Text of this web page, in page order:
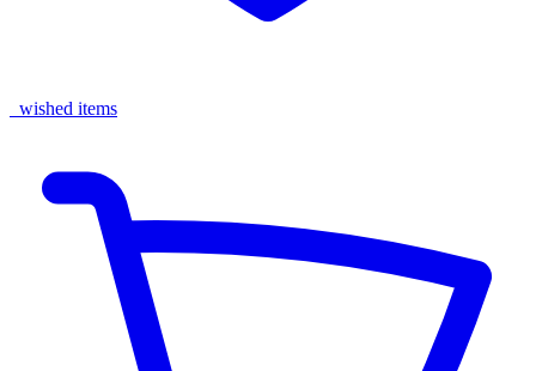
wished items